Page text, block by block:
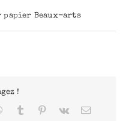
papier Beaux-arts
!
WhatsApp
Tumblr Pinterest
Vk Email